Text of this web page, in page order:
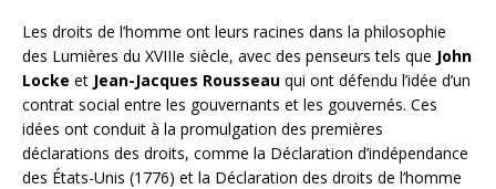
Les droits de l’homme ont leurs racines dans la philosophie
des Lumières du XVIIIe siècle, avec des penseurs tels que John
Locke et Jean-Jacques Rousseau qui ont défendu l’idée d’un
contrat social entre les gouvernants et les gouvernés. Ces
idées ont conduit à la promulgation des premières
déclarations des droits, comme la Déclaration d’indépendance
des États-Unis (1776) et la Déclaration des droits de l’homme